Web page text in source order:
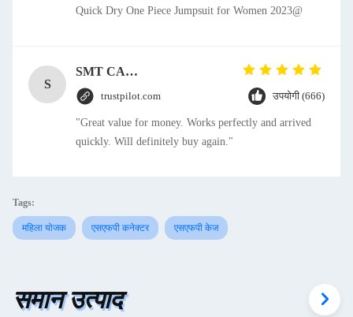
Quick Dry One Piece Jumpsuit for Women 2023@
S
SMT CAP Type Box Header Connector 1.27mm Pitch Gold Flash Contact Plating
trustpilot.com उपयोगी (666)
"Great value for money. Works perfectly and arrived
quickly. Will definitely buy again."
Tags:
महिला योजक एसएफपी कनेक्टर एसएफपी केज
समान उत्पाद